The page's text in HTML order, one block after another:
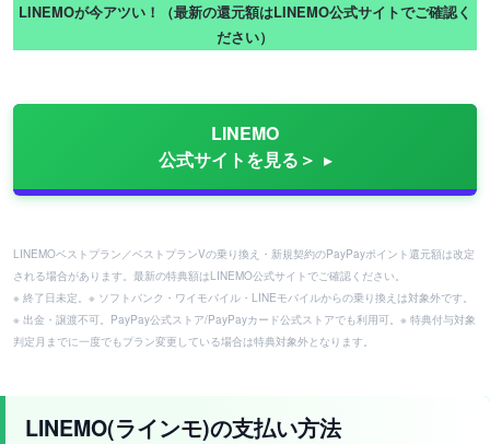
LINEMOが今アツい！（最新の還元額はLINEMO公式サイトでご確認く
ださい）
LINEMO
公式サイトを見る＞
LINEMOベストプラン／ベストプランVの乗り換え・新規契約のPayPayポイント還元額は改定
される場合があります。最新の特典額はLINEMO公式サイトでご確認ください。
※ 終了日未定。※ ソフトバンク・ワイモバイル・LINEモバイルからの乗り換えは対象外です。
※ 出金・譲渡不可。PayPay公式ストア/PayPayカード公式ストアでも利用可。※ 特典付与対象
判定月までに一度でもプラン変更している場合は特典対象外となります。
LINEMO(ラインモ)の支払い方法